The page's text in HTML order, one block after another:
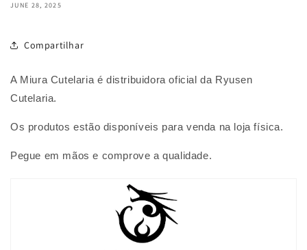
JUNE 28, 2025
Compartilhar
A Miura Cutelaria é distribuidora oficial da Ryusen
Cutelaria.
Os produtos estão disponíveis para venda na loja física.
Pegue em mãos e comprove a qualidade.